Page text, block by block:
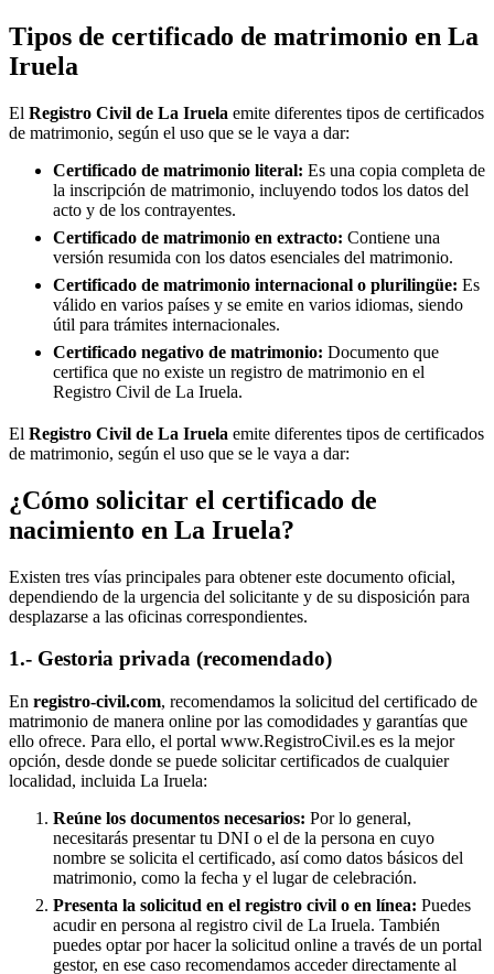
Tipos de certificado de matrimonio en La
Iruela
El Registro Civil de La Iruela emite diferentes tipos de certificados
de matrimonio, según el uso que se le vaya a dar:
Certificado de matrimonio literal: Es una copia completa de
la inscripción de matrimonio, incluyendo todos los datos del
acto y de los contrayentes.
Certificado de matrimonio en extracto: Contiene una
versión resumida con los datos esenciales del matrimonio.
Certificado de matrimonio internacional o plurilingüe: Es
válido en varios países y se emite en varios idiomas, siendo
útil para trámites internacionales.
Certificado negativo de matrimonio: Documento que
certifica que no existe un registro de matrimonio en el
Registro Civil de La Iruela.
El Registro Civil de La Iruela emite diferentes tipos de certificados
de matrimonio, según el uso que se le vaya a dar:
¿Cómo solicitar el certificado de
nacimiento en La Iruela?
Existen tres vías principales para obtener este documento oficial,
dependiendo de la urgencia del solicitante y de su disposición para
desplazarse a las oficinas correspondientes.
1.- Gestoria privada (recomendado)
En registro-civil.com, recomendamos la solicitud del certificado de
matrimonio de manera online por las comodidades y garantías que
ello ofrece. Para ello, el portal www.RegistroCivil.es es la mejor
opción, desde donde se puede solicitar certificados de cualquier
localidad, incluida La Iruela:
Reúne los documentos necesarios: Por lo general,
necesitarás presentar tu DNI o el de la persona en cuyo
nombre se solicita el certificado, así como datos básicos del
matrimonio, como la fecha y el lugar de celebración.
Presenta la solicitud en el registro civil o en línea: Puedes
acudir en persona al registro civil de La Iruela. También
puedes optar por hacer la solicitud online a través de un portal
gestor, en ese caso recomendamos acceder directamente al